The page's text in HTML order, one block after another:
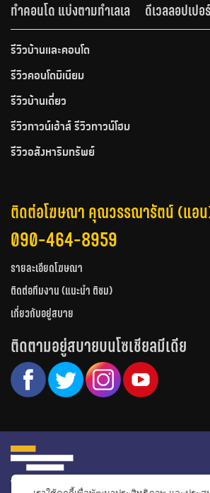
ทำคอนโด แบ่งตามทำเลเล
ดีเวลลอปเปอร์
รีวิวบ้านและคอนโด
รีวิวคอนโดมิเนียม
รีวิวบ้านเดี่ยว
รีวิวทาวน์เฮ้าส์ รีวิวทาวน์โฮม
รีวิวอสังหาริมทรัพย์
ติดต่อโฆษณา คุณวรรณารัตน์ (แอ
090-464-8959
รายละเอียดโฆษณา
ติดต่อทีมงาน (แนะนำ ติชม)
เกี่ยวกับอยู่สบาย
ติดตามอยู่สบายบนโซเชียลมีเดีย